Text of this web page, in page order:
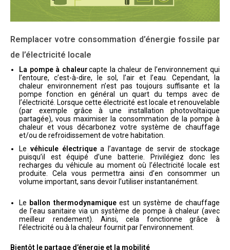
Remplacer votre consommation d’énergie fossile par
de l’électricité locale
La pompe à chaleurcapte la chaleur de l’environnement qui
l’entoure, c’est-à-dire, le sol, l’air et l’eau. Cependant, la
chaleur environnement n’est pas toujours suffisante et la
pompe fonction en général un quart du temps avec de
l’électricité. Lorsque cette électricité est locale et renouvelable
(par exemple grâce à une installation photovoltaïque
partagée), vous maximiser la consommation de la pompe à
chaleur et vous décarbonez votre système de chauffage
et/ou de refroidissement de votre habitation.
Le véhicule électriquea l’avantage de servir de stockage
puisqu’il est équipé d’une batterie. Privilégiez donc les
recharges du véhicule au moment où l’électricité locale est
produite. Cela vous permettra ainsi d’en consommer un
volume important, sans devoir l’utiliser instantanément.
Le ballon thermodynamiqueest un système de chauffage
de l’eau sanitaire via un système de pompe à chaleur (avec
meilleur rendement). Ainsi, cela fonctionne grâce à
l’électricité ou à la chaleur fournit par l’environnement.
Bientôt le partage d’énergie et la mobilité